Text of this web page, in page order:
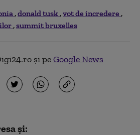
donald tusk vot de incredere
summit bruxelles
și peGoogle News
și: